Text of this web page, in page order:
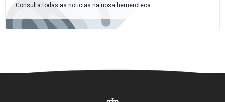
Consulta todas as noticias na nosa hemeroteca